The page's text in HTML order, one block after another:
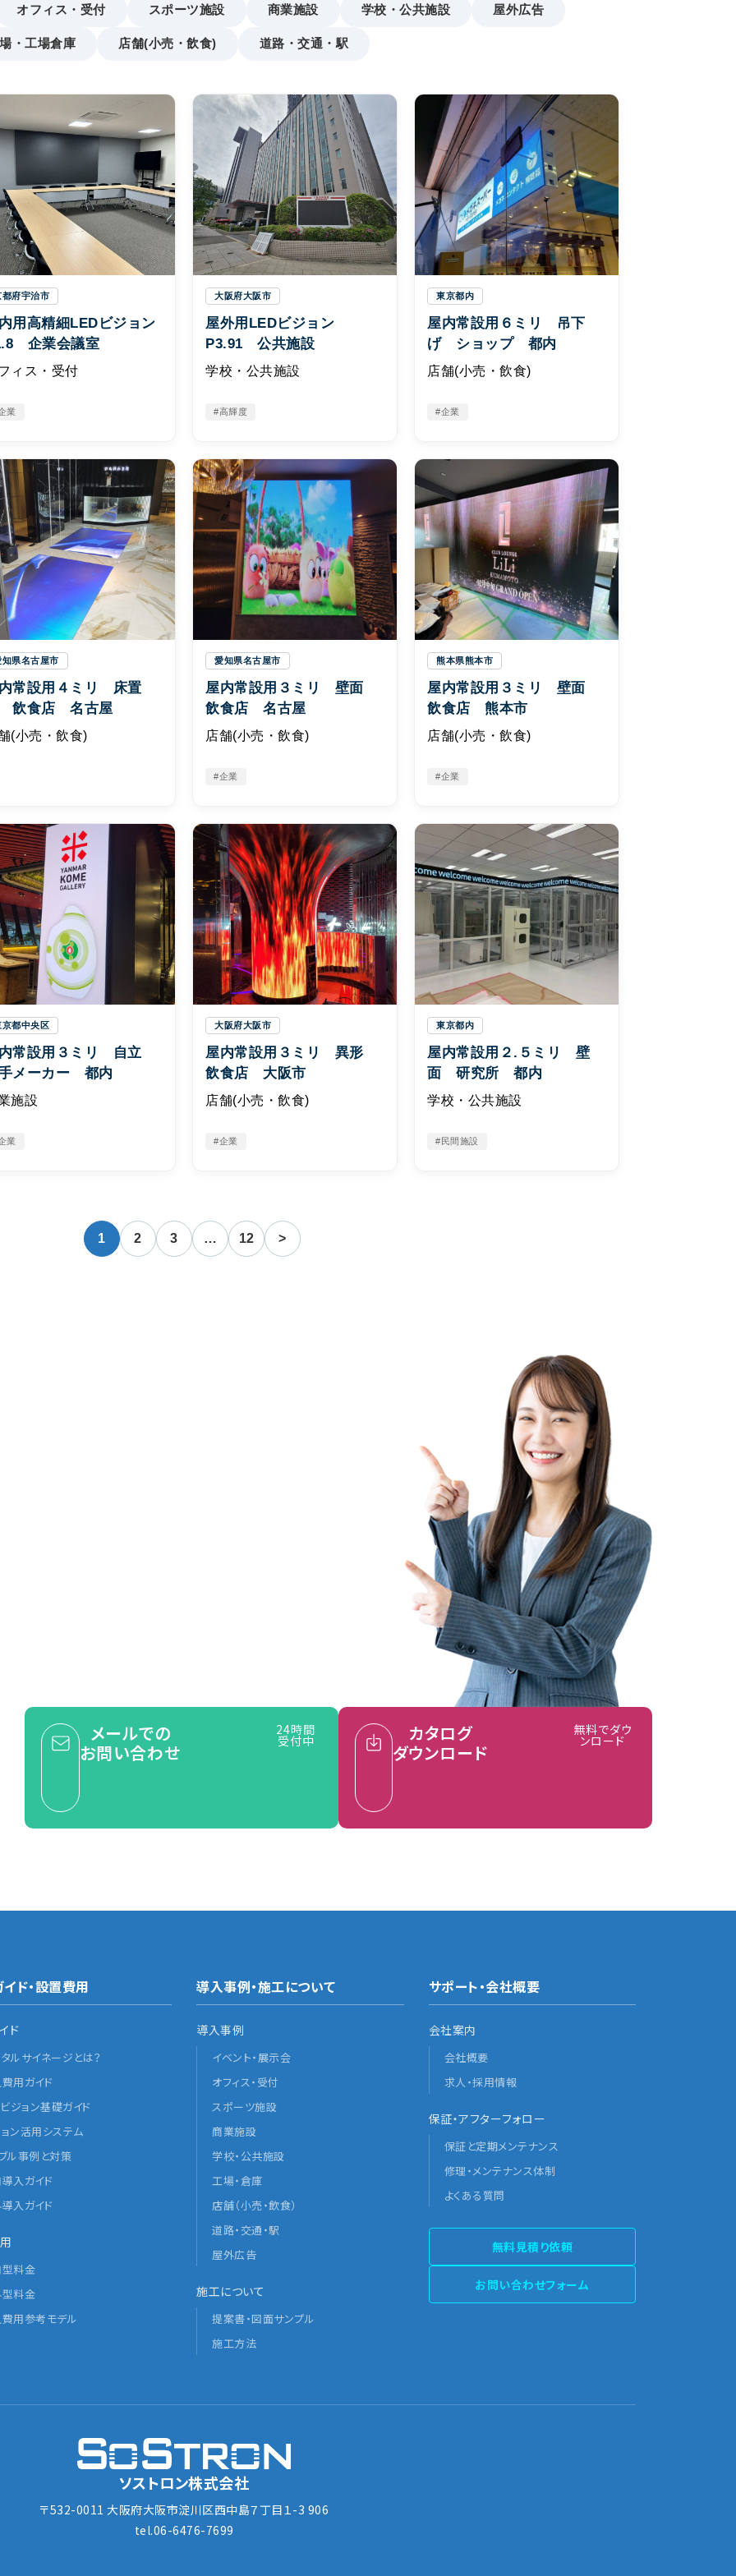
オフィス・受付 スポーツ施設 商業施設 学校・公共施設 屋外広告
・工場倉庫 店舗(小売・飲食) 道路・交通・駅
都府宇治市
用高精細LEDビジョン
企業会議室
ィス・受付
業
大阪府大阪市
屋外用LEDビジョン
P3.91 公共施設
学校・公共施設
#高輝度
東京都内
屋内常設用６ミリ 吊下
げ ショップ 都内
店舗(小売・飲食)
#企業
知県名古屋市
常設用４ミリ 床置
飲食店 名古屋
(小売・飲食)
愛知県名古屋市
屋内常設用３ミリ 壁面
飲食店 名古屋
店舗(小売・飲食)
#企業
熊本県熊本市
屋内常設用３ミリ 壁面
飲食店 熊本市
店舗(小売・飲食)
#企業
京都中央区
常設用３ミリ 自立
メーカー 都内
施設
業
大阪府大阪市
屋内常設用３ミリ 異形
飲食店 大阪市
店舗(小売・飲食)
#企業
東京都内
屋内常設用２.５ミリ 壁
面 研究所 都内
学校・公共施設
#民間施設
1 2 3 … 12 >
メールでの
お問い合わせ
24時間
受付中
カタログ
ダウンロード
無料でダウ
ンロード
ド・設置費用
ド
ルサイネージとは？
用ガイド
ジョン基礎ガイド
ン活用システム
ル事例と対策
入ガイド
入ガイド
料金
料金
用参考モデル
導入事例・施工について
導入事例
イベント・展示会
オフィス・受付
スポーツ施設
商業施設
学校・公共施設
工場・倉庫
店舗（小売・飲食）
道路・交通・駅
屋外広告
施工について
提案書・図面サンプル
施工方法
サポート・会社概要
会社案内
会社概要
求人・採用情報
保証・アフターフォロー
保証と定期メンテナンス
修理・メンテナンス体制
よくある質問
無料見積り依頼
お問い合わせフォーム
ソストロン株式会社
〒532-0011 大阪府大阪市淀川区西中島７丁目１-3 906
tel.06-6476-7699